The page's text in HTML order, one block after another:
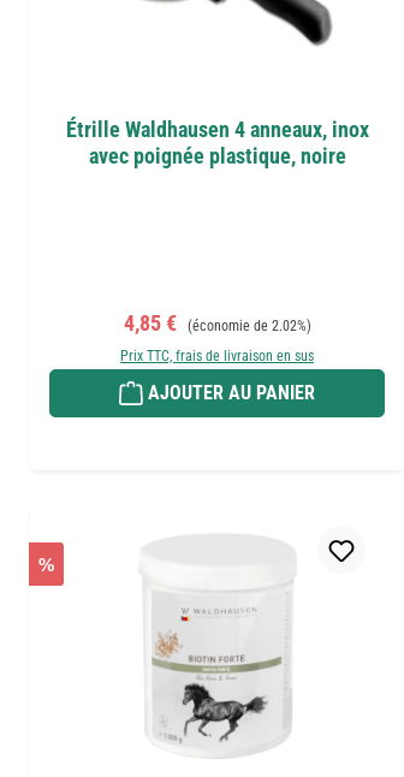
Étrille Waldhausen 4 anneaux, inox
avec poignée plastique, noire
Prix de vente :
4,85 € Prix régulier :
(économie de 2.02%)
Prix TTC, frais de livraison en sus
AJOUTER AU PANIER
%